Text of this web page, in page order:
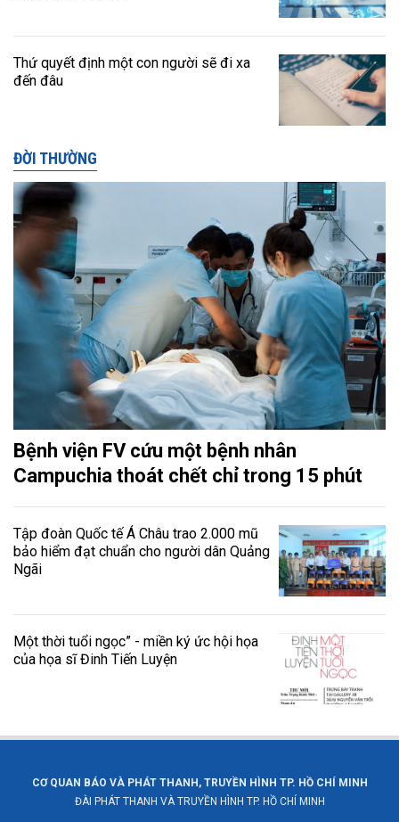
Thứ quyết định một con người sẽ đi xa
đến đâu
ĐỜI THƯỜNG
Bệnh viện FV cứu một bệnh nhân
Campuchia thoát chết chỉ trong 15 phút
Tập đoàn Quốc tế Á Châu trao 2.000 mũ
bảo hiểm đạt chuẩn cho người dân Quảng
Ngãi
Một thời tuổi ngọc” - miền ký ức hội họa
của họa sĩ Đinh Tiến Luyện
CƠ QUAN BÁO VÀ PHÁT THANH, TRUYỀN HÌNH TP. HỒ CHÍ MINH
ĐÀI PHÁT THANH VÀ TRUYỀN HÌNH TP. HỒ CHÍ MINH